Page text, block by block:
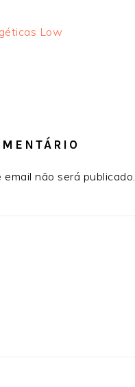
Low
não será publicado.